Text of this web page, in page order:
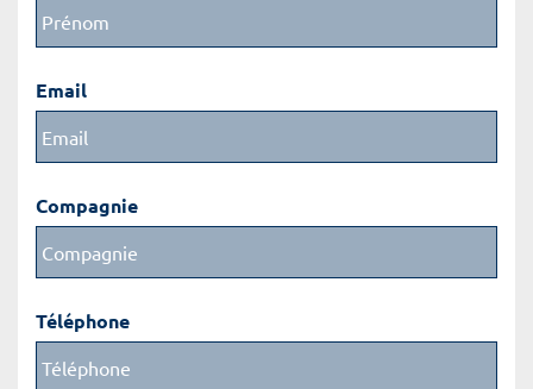
Email
Compagnie
Téléphone